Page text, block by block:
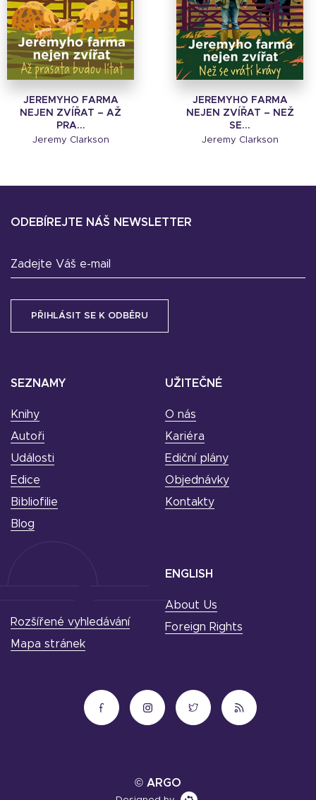
JEREMYHO FARMA
NEJEN ZVÍŘAT – AŽ
PRA...
Jeremy Clarkson
JEREMYHO FARMA
NEJEN ZVÍŘAT – NEŽ
SE...
Jeremy Clarkson
SEZNAMY
Knihy
Autoři
Události
Edice
Bibliofilie
Blog
UŽITEČNÉ
O nás
Kariéra
Ediční plány
Objednávky
Kontakty
ODEBÍREJTE NÁŠ NEWSLETTER
Zadejte Váš e-mail
ENGLISH
About Us
Foreign Rights
Rozšířené vyhledávání
Mapa stránek
© ARGO